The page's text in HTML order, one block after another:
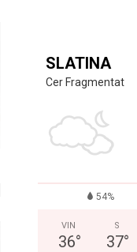
SLATINA
Cer Fragmentat
54%
VIN
36°
S
37°